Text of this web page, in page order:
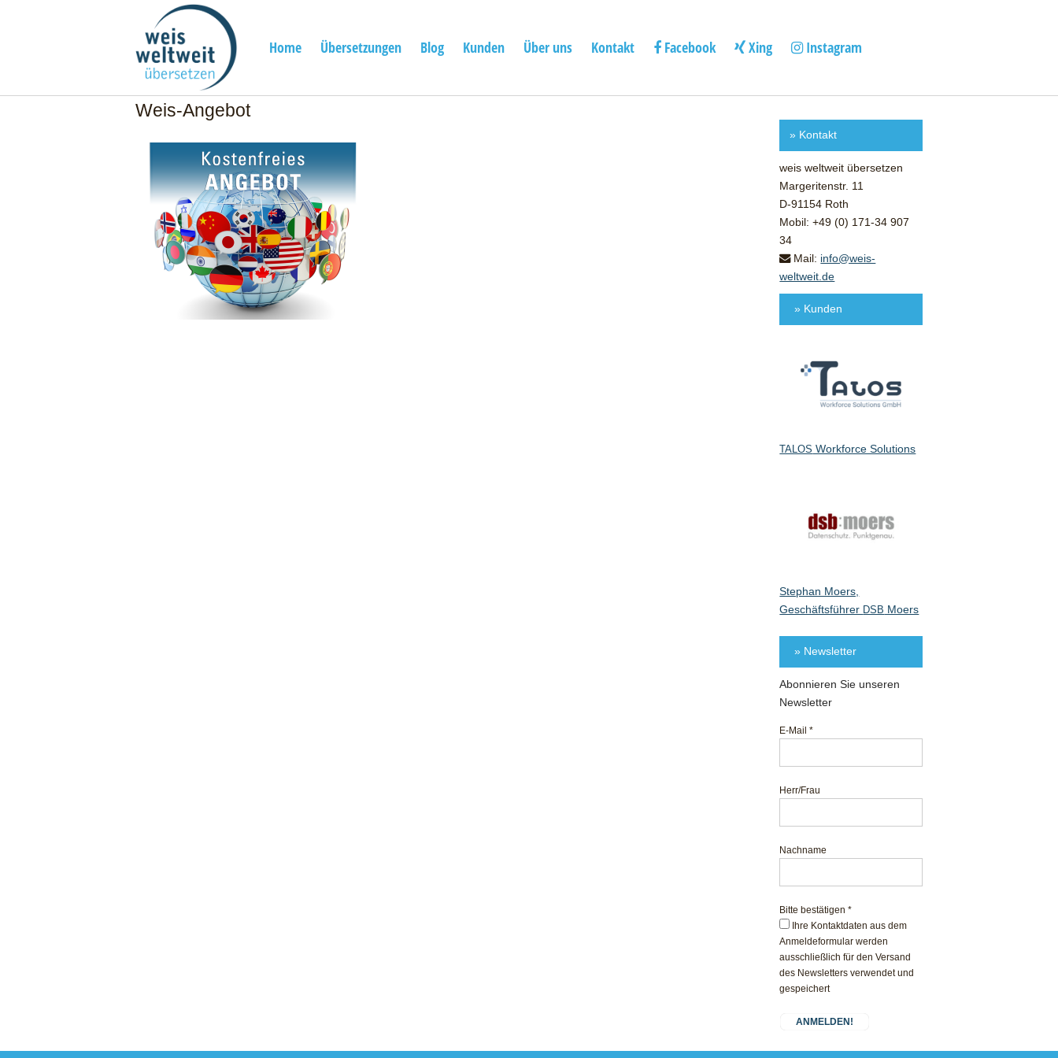
Home Übersetzungen Blog Kunden Über uns Kontakt Facebook Xing Instagram
Weis-Angebot
»Kontakt
weis weltweit übersetzen
Margeritenstr. 11
D-91154 Roth
Mobil: +49 (0) 171-34 907
34
Mail: info@weis-
weltweit.de
» Kunden
TALOS Workforce Solutions
Stephan Moers,
Geschäftsführer DSB Moers
» Newsletter
Abonnieren Sie unseren
Newsletter
E-Mail*
Herr/Frau
Nachname
Bitte bestätigen*
Ihre Kontaktdaten aus dem
Anmeldeformular werden
ausschließlich für den Versand
des Newsletters verwendet und
gespeichert